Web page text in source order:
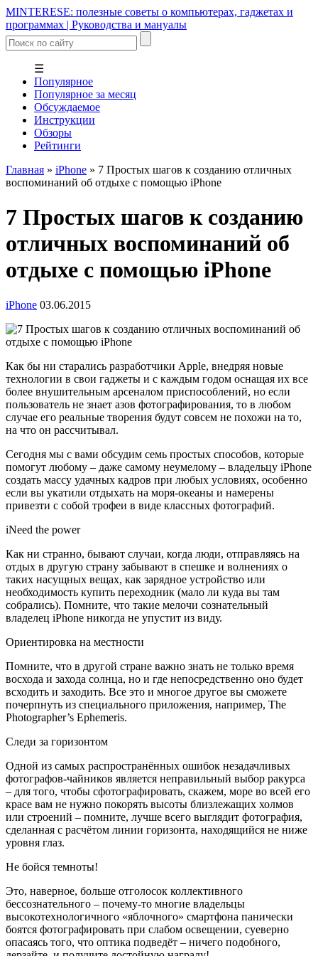
MINTERESE: полезные советы о компьютерах, гаджетах и
программах | Руководства и мануалы
☰
Популярное
Популярное за месяц
Обсуждаемое
Инструкции
Обзоры
Рейтинги
Главная » iPhone » 7 Простых шагов к созданию отличных
воспоминаний об отдыхе с помощью iPhone
7 Простых шагов к созданию
отличных воспоминаний об
отдыхе с помощью iPhone
iPhone 03.06.2015
Как бы ни старались разработчики Apple, внедряя новые
технологии в свои гаджеты и с каждым годом оснащая их все
более внушительным арсеналом приспособлений, но если
пользователь не знает азов фотографирования, то в любом
случае его реальные творения будут совсем не похожи на то,
на что он рассчитывал.
Сегодня мы с вами обсудим семь простых способов, которые
помогут любому – даже самому неумелому – владельцу iPhone
создать массу удачных кадров при любых условиях, особенно
если вы укатили отдыхать на моря-океаны и намерены
привезти с собой трофеи в виде классных фотографий.
iNeed the power
Как ни странно, бывают случаи, когда люди, отправляясь на
отдых в другую страну забывают в спешке и волнениях о
таких насущных вещах, как зарядное устройство или
необходимость купить переходник (мало ли куда вы там
собрались). Помните, что такие мелочи сознательный
владелец iPhone никогда не упустит из виду.
Ориентировка на местности
Помните, что в другой стране важно знать не только время
восхода и захода солнца, но и где непосредственно оно будет
всходить и заходить. Все это и многое другое вы сможете
почерпнуть из специального приложения, например, The
Photographer’s Ephemeris.
Следи за горизонтом
Одной из самых распространённых ошибок незадачливых
фотографов-чайников является неправильный выбор ракурса
– для того, чтобы сфотографировать, скажем, море во всей его
красе вам не нужно покорять высоты близлежащих холмов
или строений – помните, лучше всего выглядит фотография,
сделанная с расчётом линии горизонта, находящийся не ниже
уровня глаз.
Не бойся темноты!
Это, наверное, больше отголосок коллективного
бессознательного – почему-то многие владельцы
высокотехнологичного «яблочного» смартфона панически
боятся фотографировать при слабом освещении, суеверно
опасаясь того, что оптика подведёт – ничего подобного,